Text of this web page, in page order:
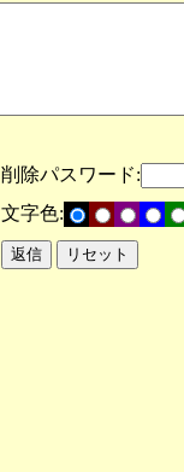
削除パスワード:
文字色: